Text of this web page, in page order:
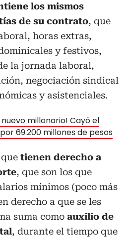
los mismos
de su contrato, que
horas extras,
y festivos,
la jornada laboral,
negociación sindical
y asistenciales.
nuevo millonario! Cayó el
69.200 millones de pesos
tienen derecho a
, que son los que
mínimos (poco más
derecho a que se les
suma como auxilio de
, durante el tiempo que